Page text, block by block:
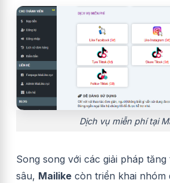
Dịch vụ miễn phí tại
Song song với các giải pháp
sâu, Mailike còn triển khai nhóm